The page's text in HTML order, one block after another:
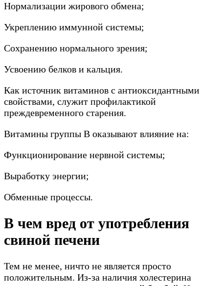
Нормализации жирового обмена;
Укреплению иммунной системы;
Сохранению нормального зрения;
Усвоению белков и кальция.
Как источник витаминов с антиоксидантными
свойствами, служит профилактикой
преждевременного старения.
Витамины группы В оказывают влияние на:
Функционирование нервной системы;
Выработку энергии;
Обменные процессы.
В чем вред от употребления
свиной печени
Тем не менее, ничто не является просто
положительным. Из-за наличия холестерина